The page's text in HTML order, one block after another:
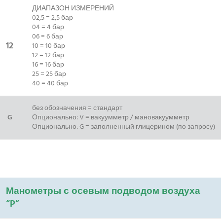
12
ДИАПАЗОН ИЗМЕРЕНИЙ
02,5 = 2,5 бар
04 = 4 бар
06 = 6 бар
10 = 10 бар
12 = 12 бар
16 = 16 бар
25 = 25 бар
40 = 40 бар
G
без обозначения = стандарт
Опционально: V = вакуумметр / мановакуумметр
Опционально: G = заполненный глицерином (по запросу)
Манометры с осевым подводом воздуха
“P”